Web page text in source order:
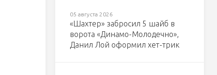
05 августа 2026
«Шахтер» забросил 5 шайб в
ворота «Динамо-Молодечно»,
Данил Лой оформил хет-трик